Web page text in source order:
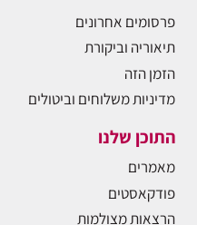
פרסומים אחרונים
תיאוריה וביקורת
הזמן הזה
מדיניות משלוחים וביטולים
התוכן שלנו
מאמרים
פודקאסטים
הרצאות מצולמות